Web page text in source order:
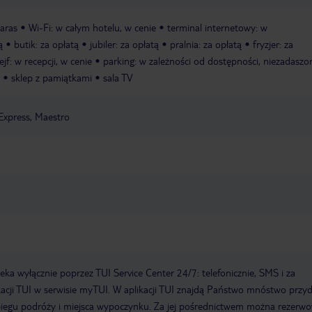
Wi-Fi: w całym hotelu, w cenie
terminal internetowy: w
butik: za opłatą jubiler: za opłatą pralnia: za opłatą
fryzjer: za
w recepcji, w cenie
parking: w zależności od dostępności,
sklep z pamiątkami sala TV
Maestro
wyłącznie poprzez TUI Service Center 24/7: telefonicznie, SMS i za
TUI w serwisie myTUI. W aplikacji TUI znajdą Państwo mnóstwo
podróży i miejsca wypoczynku. Za jej pośrednictwem można